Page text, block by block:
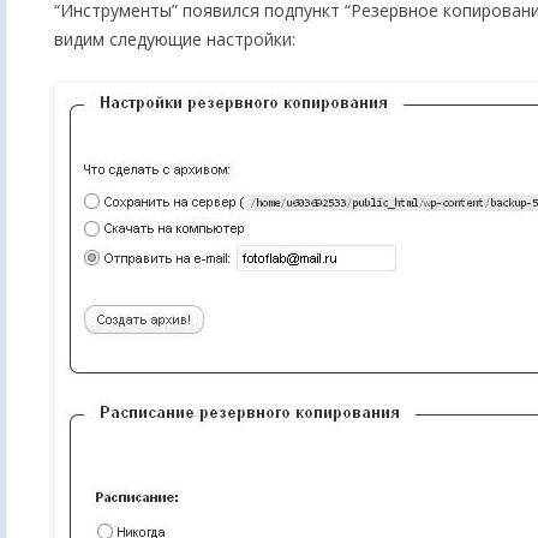
“Инструменты” появился подпункт “Резервное
видим следующие настройки: